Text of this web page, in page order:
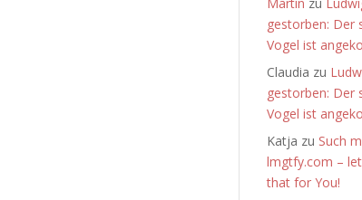
gestorben: Der
Vogel ist
Claudia zu
gestorben: Der
Vogel ist
Katja zu Such
lmgtfy.com –
that for You!